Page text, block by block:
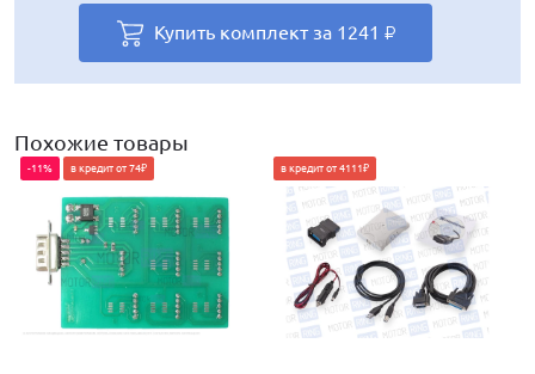
Купить комплект за 1241 ₽
Купить комплект за1265
Купить комплект за 1241 ₽
Купить комплект за1379
Купить комплект за 1249 ₽
Похожие товары
-11% в кредит от 74₽ в кредит от 4111₽